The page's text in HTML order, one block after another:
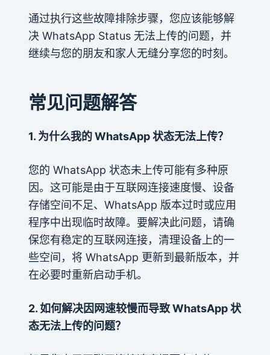
通过执行这些故障排除步骤，您应该能够解
决 WhatsApp Status 无法上传的问题，并
继续与您的朋友和家人无缝分享您的时刻。
常见问题解答
1. 为什么我的 WhatsApp 状态无法上传？
您的 WhatsApp 状态未上传可能有多种原
因。这可能是由于互联网连接速度慢、设备
存储空间不足、WhatsApp 版本过时或应用
程序中出现临时故障。要解决此问题，请确
保您有稳定的互联网连接，清理设备上的一
些空间，将 WhatsApp 更新到最新版本，并
在必要时重新启动手机。
2. 如何解决因网速较慢而导致 WhatsApp 状
态无法上传的问题？